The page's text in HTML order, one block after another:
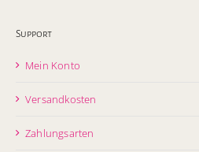
Support
Mein Konto
Versandkosten
Zahlungsarten